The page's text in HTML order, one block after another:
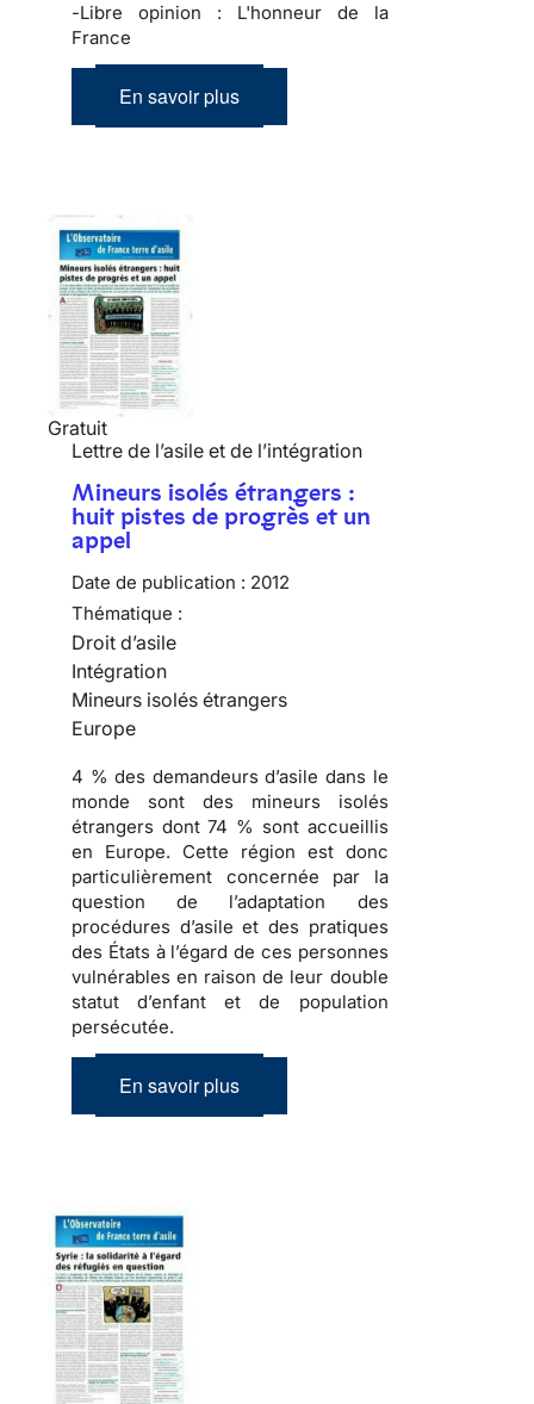
-Libre opinion : L'honneur de la
France
En savoir plus
Gratuit
Lettre de l’asile et de l’intégration
Mineurs isolés étrangers :
huit pistes de progrès et un
appel
Date de publication : 2012
Thématique :
Droit d’asile
Intégration
Mineurs isolés étrangers
Europe
4 % des demandeurs d’asile dans le
monde sont des mineurs isolés
étrangers dont 74 % sont accueillis
en Europe. Cette région est donc
particulièrement concernée par la
question de l’adaptation des
procédures d’asile et des pratiques
des États à l’égard de ces personnes
vulnérables en raison de leur double
statut d’enfant et de population
persécutée.
En savoir plus